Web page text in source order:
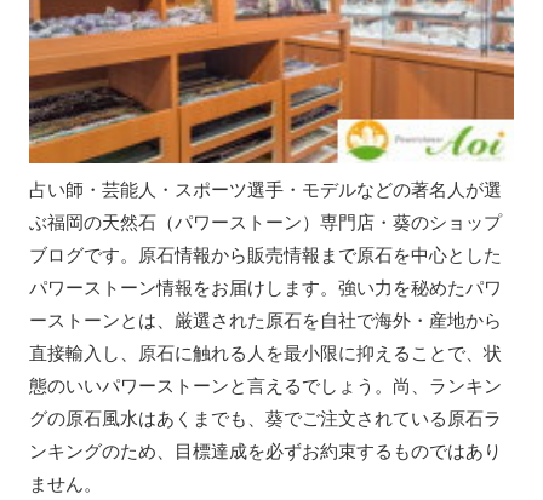
占い師・芸能人・スポーツ選手・モデルなどの著名人が選
ぶ福岡の天然石（パワーストーン）専門店・葵のショップ
ブログです。原石情報から販売情報まで原石を中心とした
パワーストーン情報をお届けします。強い力を秘めたパワ
ーストーンとは、厳選された原石を自社で海外・産地から
直接輸入し、原石に触れる人を最小限に抑えることで、状
態のいいパワーストーンと言えるでしょう。尚、ランキン
グの原石風水はあくまでも、葵でご注文されている原石ラ
ンキングのため、目標達成を必ずお約束するものではあり
ません。